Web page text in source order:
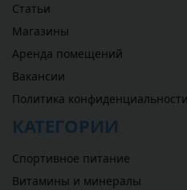
Статьи
Магазины
Аренда помещений
Вакансии
Политика конфиденциальности
КАТЕГОРИИ
Спортивное питание
Витамины и минералы